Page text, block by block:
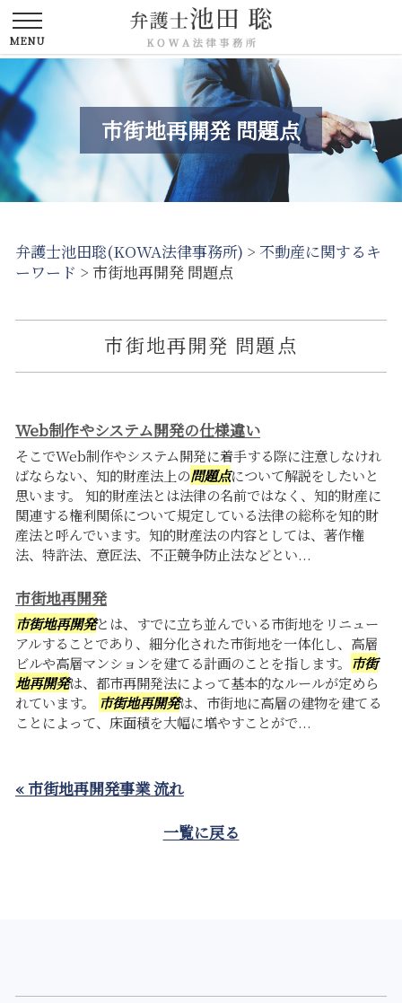
市街地再開発 問題点
弁護士池田聡(KOWA法律事務所) > 不動産に関するキ
ーワード > 市街地再開発 問題点
市街地再開発 問題点
Web制作やシステム開発の仕様違い
そこでWeb制作やシステム開発に着手する際に注意しなけれ
ばならない、知的財産法上の問題点について解説をしたいと
思います。 知的財産法とは法律の名前ではなく、知的財産に
関連する権利関係について規定している法律の総称を知的財
産法と呼んでいます。知的財産法の内容としては、著作権
法、特許法、意匠法、不正競争防止法などとい...
市街地再開発
市街地再開発とは、すでに立ち並んでいる市街地をリニュー
アルすることであり、細分化された市街地を一体化し、高層
ビルや高層マンションを建てる計画のことを指します。 市街
地再開発は、都市再開発法によって基本的なルールが定めら
れています。 市街地再開発は、市街地に高層の建物を建てる
ことによって、床面積を大幅に増やすことがで...
« 市街地再開発事業 流れ
一覧に戻る